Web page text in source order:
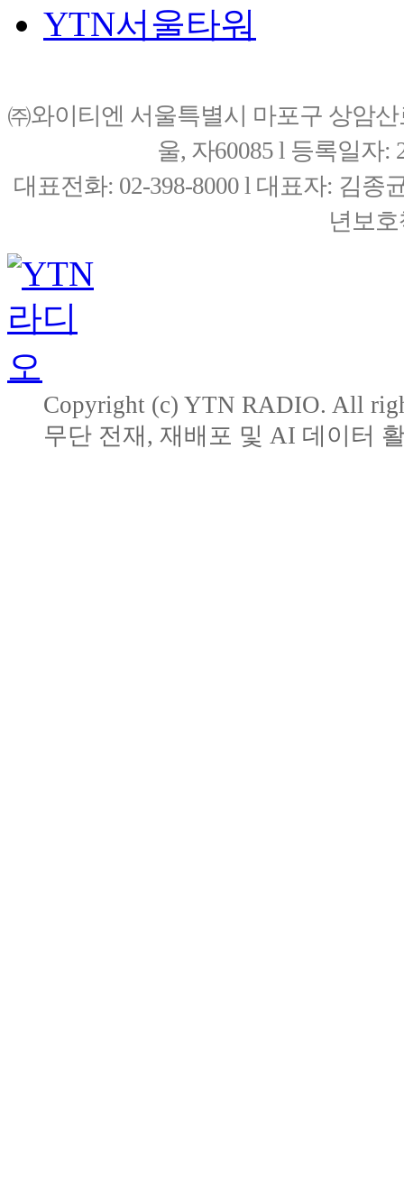
YTN서울타워
㈜와이티엔 서울특별시 마포구 상암
울, 자60085 l 등록일자:
대표전화: 02-398-8000 l 대표자: 김종
년보
Copyright (c) YTN RADIO. All
무단 전재, 재배포 및 AI 데이터